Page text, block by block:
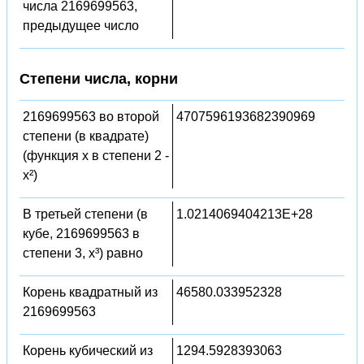
числа 2169699563,
предыдущее число
Степени числа, корни
2169699563 во второй
степени (в квадрате)
(функция x в степени 2 -
x²)
4707596193682390969
В третьей степени (в
кубе, 2169699563 в
степени 3, x³) равно
1.0214069404213E+28
Корень квадратный из
2169699563
46580.033952328
Корень кубический из
1294.5928393063